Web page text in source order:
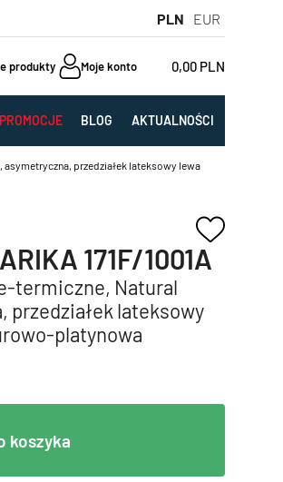
PLN EUR
produkty Moje konto 0,00 PLN
PROMOCJE BLOG AKTUALNOŚCI
asymetryczna, przedziałek lateksowy lewa
171F/1001A
termiczne, Natural
przedziałek lateksowy
platynowa
koszyka